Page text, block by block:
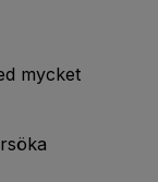
mycket